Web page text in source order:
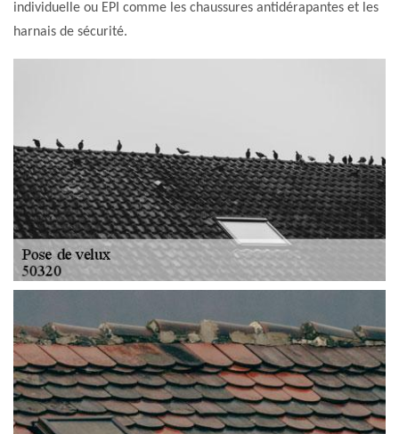
individuelle ou EPI comme les chaussures antidérapantes et les
harnais de sécurité.